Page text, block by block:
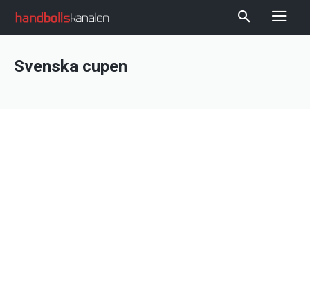
Svenska cupen